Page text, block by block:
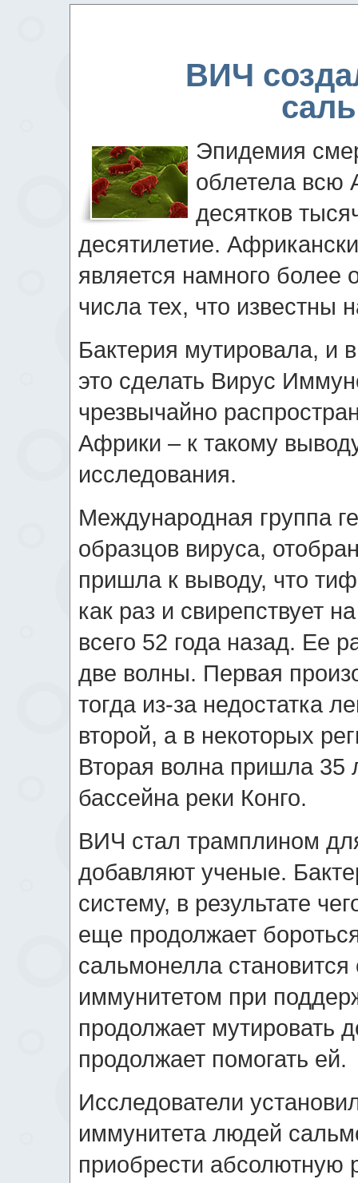
ВИЧ
Эпидемия
облетела всю
десятков
десятилетие.
является намного более
числа тех, что известны
Бактерия мутировала, и
это сделать Вирус
чрезвычайно
Африки – к такому
исследования.
Международная группа
образцов вируса,
пришла к выводу, что
как раз и свирепствует
всего 52 года назад. Ее
две волны. Первая
тогда из-за недостатка
второй, а в некоторых
Вторая волна пришла 35
бассейна реки Конго.
ВИЧ стал трамплином
добавляют ученые.
систему, в результате
еще продолжает
сальмонелла
иммунитетом при
продолжает мутировать
продолжает помогать ей.
Исследователи
иммунитета людей
приобрести абсолютную